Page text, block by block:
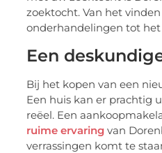
zoektocht. Van het
onderhandelingen tot
Een
Bij het kopen van een
Een huis kan er prachtig
reëel. Een
ruime ervaring van
verrassingen komt te